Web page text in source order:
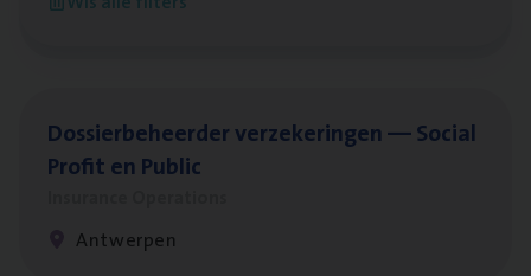
Antwerpen
Dos­sier­be­heer­der ver­ze­ke­rin­gen — Soci­al
Pro­fit en Public
Antwerpen